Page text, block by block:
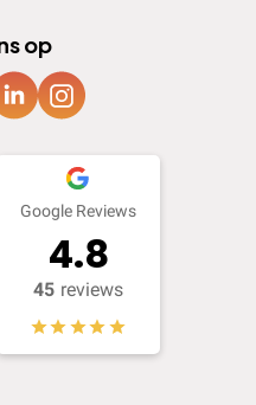
op
Google Reviews
4.8
45 reviews